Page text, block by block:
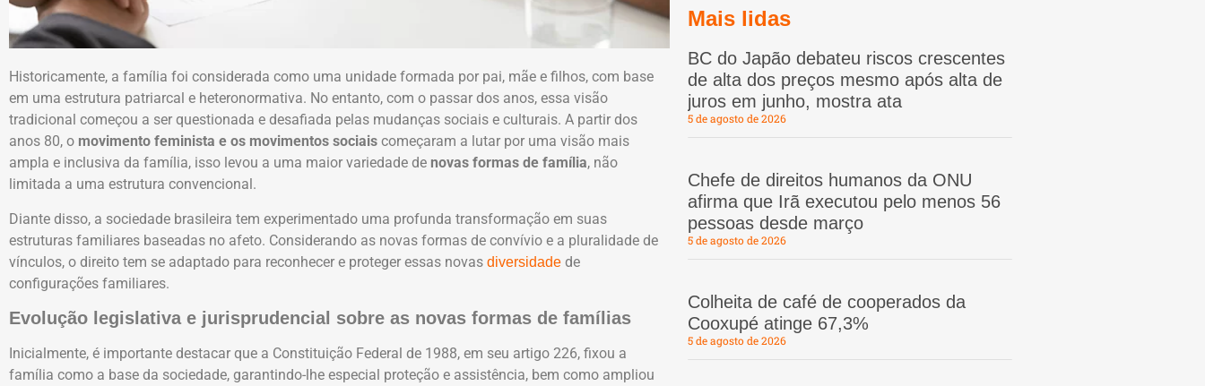
Historicamente, a família foi considerada como uma unidade formada por pai, mãe e filhos, com base
em uma estrutura patriarcal e heteronormativa. No entanto, com o passar dos anos, essa visão
tradicional começou a ser questionada e desafiada pelas mudanças sociais e culturais. A partir dos
anos 80, o movimento feminista e os movimentos sociais começaram a lutar por uma visão mais
ampla e inclusiva da família, isso levou a uma maior variedade de novas formas de família, não
limitada a uma estrutura convencional.
Diante disso, a sociedade brasileira tem experimentado uma profunda transformação em suas
estruturas familiares baseadas no afeto. Considerando as novas formas de convívio e a pluralidade de
vínculos, o direito tem se adaptado para reconhecer e proteger essas novas diversidade de
configurações familiares.
Evolução legislativa e jurisprudencial sobre as novas formas de famílias
Inicialmente, é importante destacar que a Constituição Federal de 1988, em seu artigo 226, fixou a
família como a base da sociedade, garantindo-lhe especial proteção e assistência, bem como ampliou
Mais lidas
BC do Japão debateu riscos crescentes
de alta dos preços mesmo após alta de
juros em junho, mostra ata
5 de agosto de 2026
Chefe de direitos humanos da ONU
afirma que Irã executou pelo menos 56
pessoas desde março
5 de agosto de 2026
Colheita de café de cooperados da
Cooxupé atinge 67,3%
5 de agosto de 2026